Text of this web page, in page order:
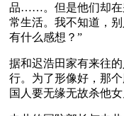
品……。但是他们却在
常生活。我不知道，
有什么感想？”
据和迟浩田家有来往
行。为了形像好，那
国人要无缘无故杀他